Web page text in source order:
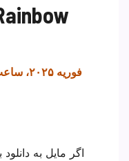
۱۸ فوریه ۲۰۲۵، ساعت ۶:۳۰ بعد از ظهر
اگر مایل به